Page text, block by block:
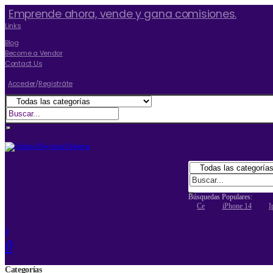
Emprende ahora, vende y gana comisiones.
Links
Blog
Become a Vendor
Contact Us
Acceder/Registráte
Búsquedas Populares:
Ce
IPhone 14
0
0
Categorías